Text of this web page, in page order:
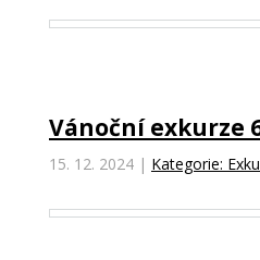
Vánoční exkurze
15. 12. 2024 | Kategorie: